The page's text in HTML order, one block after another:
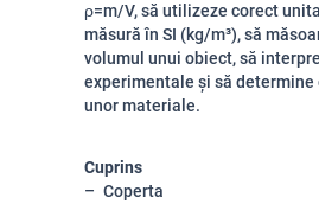
ρ=m/V, să utilizeze corect
măsură în SI (kg/m³),să
volumul unui obiect, să
experimentale și să determine
unor materiale.
Cuprins
Coperta